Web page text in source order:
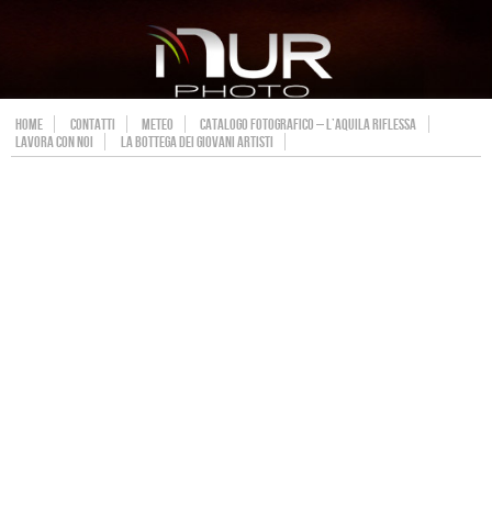
HOME CONTATTI METEO
CATALOGO FOTOGRAFICO – L’AQUILA RIFLESSA
LAVORA CON NOI
LA BOTTEGA DEI GIOVANI ARTISTI